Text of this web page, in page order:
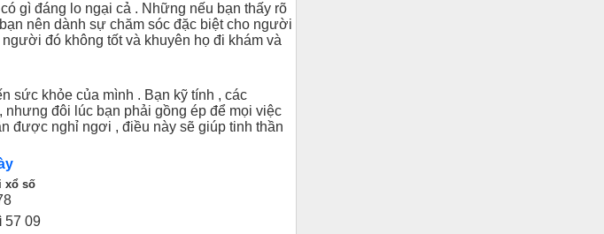
gì đáng lo ngại cả . Những nếu bạn thấy rõ
nên dành sự chăm sóc đặc biệt cho người
đó không tốt và khuyên họ đi khám và
sức khỏe của mình . Bạn kỹ tính , các
đôi lúc bạn phải gồng ép để mọi việc
được nghỉ ngơi , điều này sẽ giúp tinh thần
xổ số
57 09